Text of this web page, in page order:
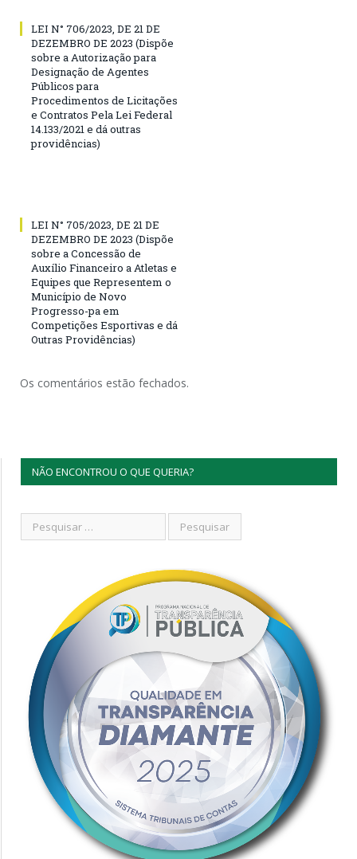
LEI N° 706/2023, DE 21 DE
DEZEMBRO DE 2023 (Dispõe
sobre a Autorização para
Designação de Agentes
Públicos para
Procedimentos de Licitações
e Contratos Pela Lei Federal
14.133/2021 e dá outras
providências)
LEI N° 705/2023, DE 21 DE
DEZEMBRO DE 2023 (Dispõe
sobre a Concessão de
Auxílio Financeiro a Atletas e
Equipes que Representem o
Município de Novo
Progresso-pa em
Competições Esportivas e dá
Outras Providências)
Os comentários estão fechados.
NÃO ENCONTROU O QUE QUERIA?